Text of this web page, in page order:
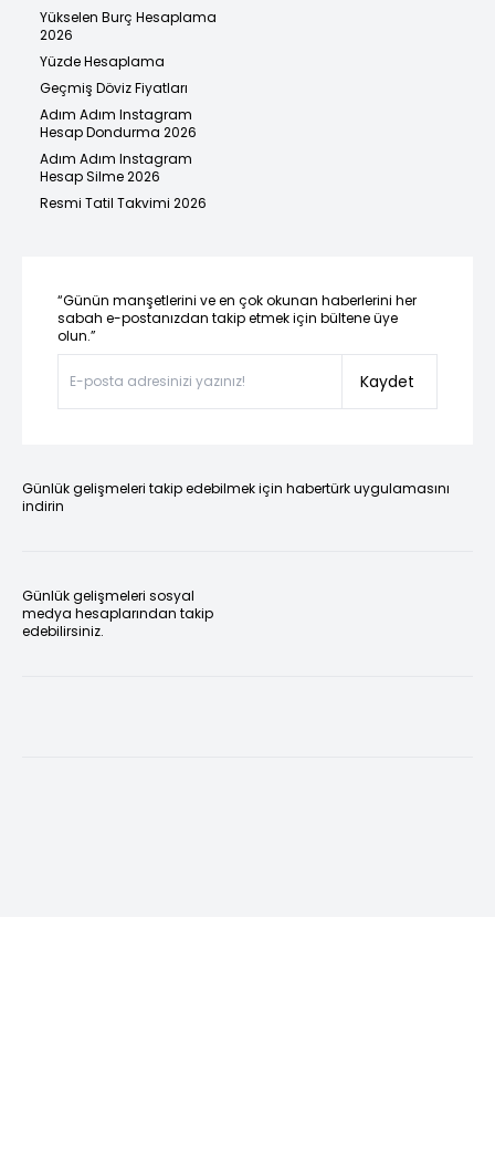
Yükselen Burç Hesaplama
2026
Yüzde Hesaplama
Geçmiş Döviz Fiyatları
Adım Adım Instagram
Hesap Dondurma 2026
Adım Adım Instagram
Hesap Silme 2026
Resmi Tatil Takvimi 2026
“Günün manşetlerini ve en çok okunan haberlerini her
sabah e-postanızdan takip etmek için bültene üye
olun.”
Kaydet
Günlük gelişmeleri takip edebilmek için habertürk uygulamasını
indirin
Günlük gelişmeleri sosyal
medya hesaplarından takip
edebilirsiniz.